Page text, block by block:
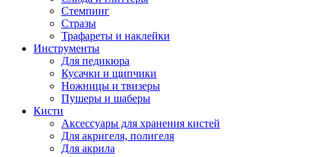
Стемпинг
Стразы
Трафареты и наклейки
Инструменты
Для педикюра
Кусачки и щипчики
Ножницы и твизеры
Пушеры и шаберы
Кисти
Аксессуары для хранения кистей
Для акригеля, полигеля
Для акрила